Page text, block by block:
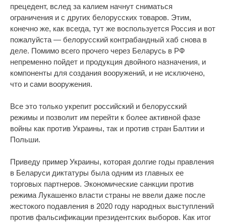
прецедент, вслед за калием начнут сниматься
ограничения и с других белорусских товаров. Этим,
конечно же, как всегда, тут же воспользуется Россия и вот
пожалуйста — белорусский контрабандный хаб снова в
деле. Помимо всего прочего через Беларусь в РФ
непременно пойдет и продукция двойного назначения, и
компоненты для создания вооружений, и не исключено,
что и сами вооружения.
Все это только укрепит российский и белорусский
режимы и позволит им перейти к более активной фазе
войны как против Украины, так и против стран Балтии и
Польши.
Приведу пример Украины, которая долгие годы правления
в Беларуси диктатуры была одним из главных ее
торговых партнеров. Экономические санкции против
режима Лукашенко власти страны не ввели даже после
жестокого подавления в 2020 году народных выступлений
против фальсификации президентских выборов. Как итог